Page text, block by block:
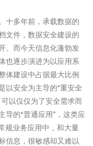
。十多年前，承载数据的
文件，数据安全建设的
。而今天信息化蓬勃发
也逐步演进为以应用系
体建设中占据最大比例
以安全为主导的“重安全
以仅仅为了安全需求而
导的“普通应用”，这类应
规业务应用中，和大量
信息，很敏感却又难以